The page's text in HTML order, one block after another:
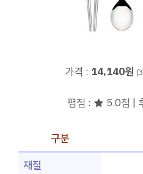
가격 : 14,140원
평점 : ★ 5.0점 |
구분
재질